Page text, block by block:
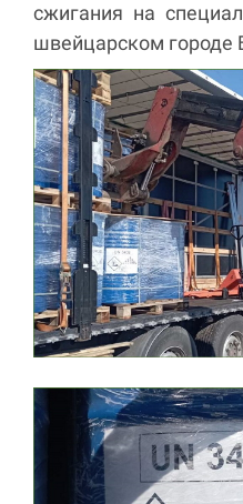
сжигания на
швейцарском городе